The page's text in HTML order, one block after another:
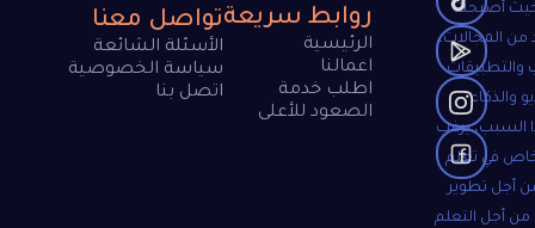
حيث أصبحت
من المجالات،
والتطبيقات
والذكاء
السبب، يرغب
في تعلم
أجل تطوير
من أجل التعلم
روابط سريعة
الرئيسية
اعمالنا
اطلب خدمة
الصعود للأعلى
تواصل معنا
الأسئلة الشائعة
سياسة الخصوصية
اتصل بنا